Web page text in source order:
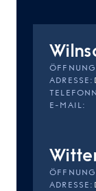
ADRESSE :
E-MAIL:
ADRESSE :